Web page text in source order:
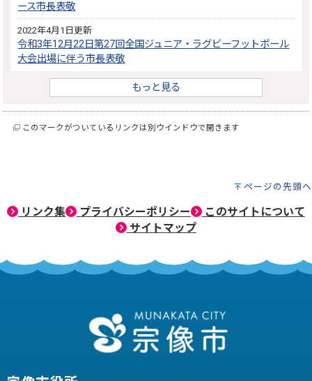
ース市長表敬
2022年4月1日更新
令和3年12月22日第27回全国ジュニア・ラグビーフットボール
大会出場に伴う市長表敬
もっと見る
このマークがついているリンクは別ウインドウで開きます
ページの先頭へ
リンク集 プライバシーポリシー
このサイトについて
サイトマップ